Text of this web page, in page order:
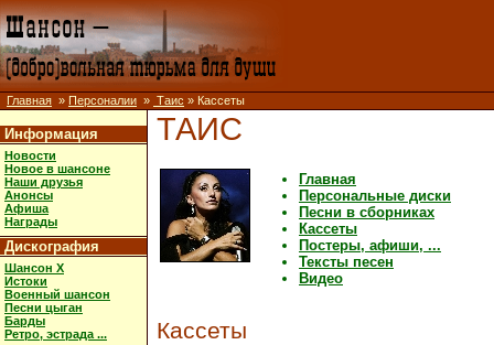
Главная » Персоналии » Таис » Кассеты
Информация
Новости
Новое в шансоне
Наши друзья
Анонсы
Афиша
Награды
Дискография
Шансон X
Истоки
Военный шансон
Песни цыган
Барды
Ретро, эстрада ...
ТАИС
Главная
Персональные диски
Песни в сборниках
Кассеты
Постеры, афиши, ...
Тексты песен
Видео
Кассеты